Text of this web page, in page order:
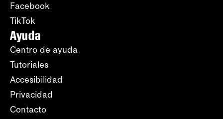
Facebook
TikTok
Ayuda
Centro de ayuda
Tutoriales
Accesibilidad
Privacidad
Contacto